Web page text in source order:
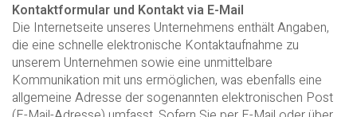
Kontaktformular und Kontakt via E-Mail
Die Internetseite unseres Unternehmens enthält Angaben,
die eine schnelle elektronische Kontaktaufnahme zu
unserem Unternehmen sowie eine unmittelbare
Kommunikation mit uns ermöglichen, was ebenfalls eine
allgemeine Adresse der sogenannten elektronischen Post